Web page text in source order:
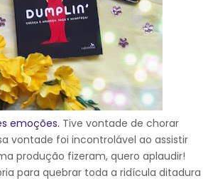
emoções. Tive vontade de chorar
vontade foi incontrolável ao assistir
produção fizeram, quero aplaudir!
para quebrar toda a ridícula ditadura